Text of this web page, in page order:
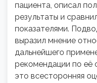
пациента, описал
результаты и
показателями.
выразил мнение
дальнейшего
рекомендации по её
это всесторонняя